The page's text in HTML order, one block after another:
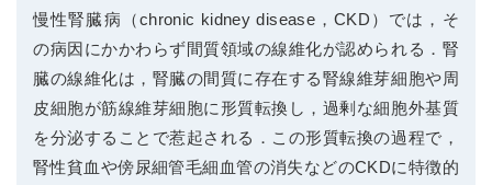
慢性腎臓病（chronic kidney disease，CKD）では，そ
の病因にかかわらず間質領域の線維化が認められる．腎
臓の線維化は，腎臓の間質に存在する腎線維芽細胞や周
皮細胞が筋線維芽細胞に形質転換し，過剰な細胞外基質
を分泌することで惹起される．この形質転換の過程で，
腎性貧血や傍尿細管毛細血管の消失などのCKDに特徴的